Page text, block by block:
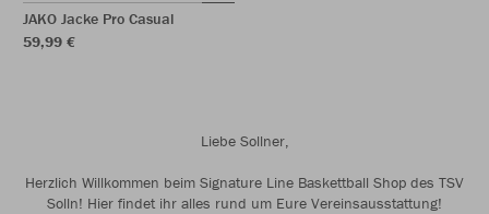
JAKO Jacke Pro Casual
59,99 €
Liebe Sollner,
Herzlich Willkommen beim Signature Line Baskettball Shop des TSV
Solln! Hier findet ihr alles rund um Eure Vereinsausstattung!